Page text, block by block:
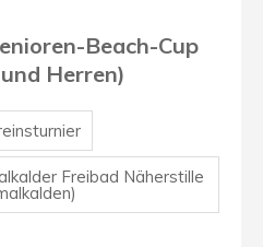
Beach-Cup
Herren)
Freibad Näherstille